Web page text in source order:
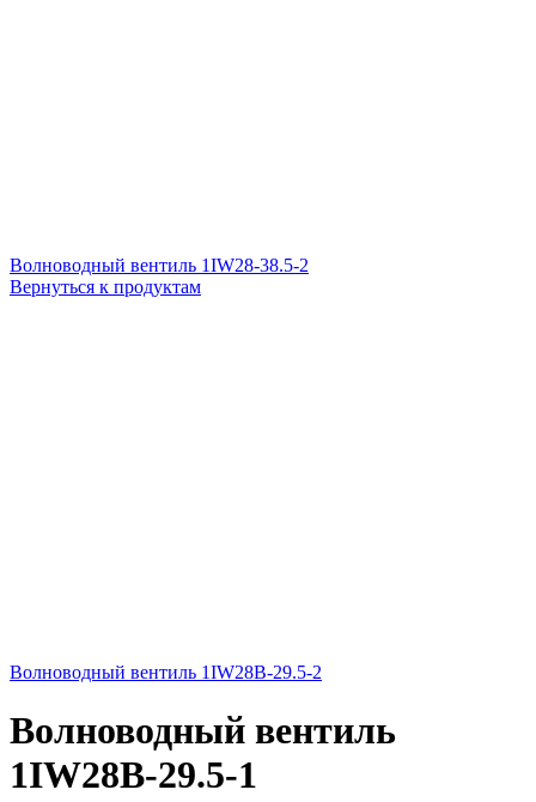
Волноводный вентиль 1IW28-38.5-2
Вернуться к продуктам
Волноводный вентиль 1IW28B-29.5-2
Волноводный вентиль
1IW28B-29.5-1